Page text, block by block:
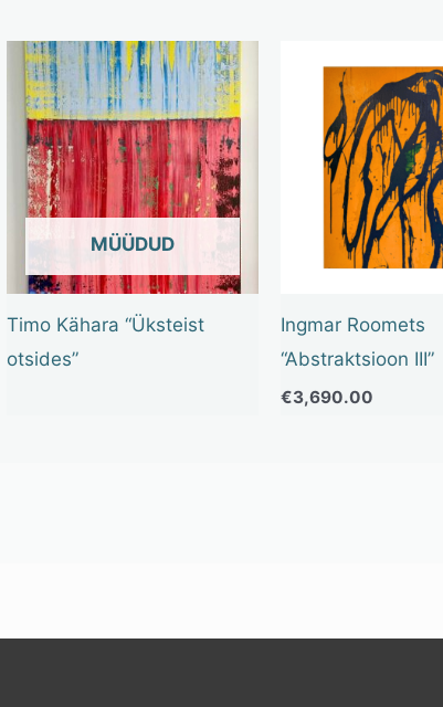
OUT OF STOCK
Timo Kähara “Üksteist
otsides”
Ingmar Roomets
“Abstraktsioon III”
€3,690.00